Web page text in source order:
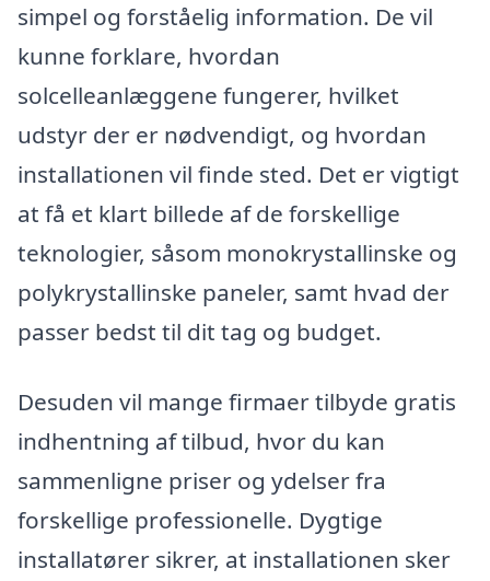
simpel og forståelig information. De vil
kunne forklare, hvordan
solcelleanlæggene fungerer, hvilket
udstyr der er nødvendigt, og hvordan
installationen vil finde sted. Det er vigtigt
at få et klart billede af de forskellige
teknologier, såsom monokrystallinske og
polykrystallinske paneler, samt hvad der
passer bedst til dit tag og budget.
Desuden vil mange firmaer tilbyde gratis
indhentning af tilbud, hvor du kan
sammenligne priser og ydelser fra
forskellige professionelle. Dygtige
installatører sikrer, at installationen sker